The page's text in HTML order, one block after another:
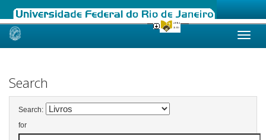
Skip
Search
Search:
for